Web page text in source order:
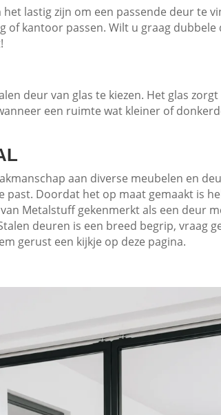
lastig zijn om een passende deur te
of kantoor passen. Wilt u graag
deur van glas te kiezen. Het glas
een ruimte wat kleiner of
aan diverse meubelen en
Doordat het op maat gemaakt is
Metalstuff gekenmerkt als een deur
deuren is een breed begrip, vraag
gerust een kijkje op deze pagina.